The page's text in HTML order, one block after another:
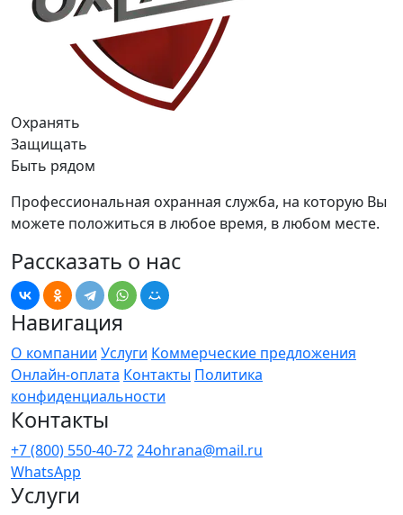
Охранять
Защищать
Быть рядом
Профессиональная охранная служба, на которую Вы
можете положиться в любое время, в любом месте.
Рассказать о нас
Навигация
О компании Услуги Коммерческие предложения
Онлайн-оплата Контакты Политика
конфиденциальности
Контакты
+7 (800) 550-40-7224ohrana@mail.ru
WhatsApp
Услуги